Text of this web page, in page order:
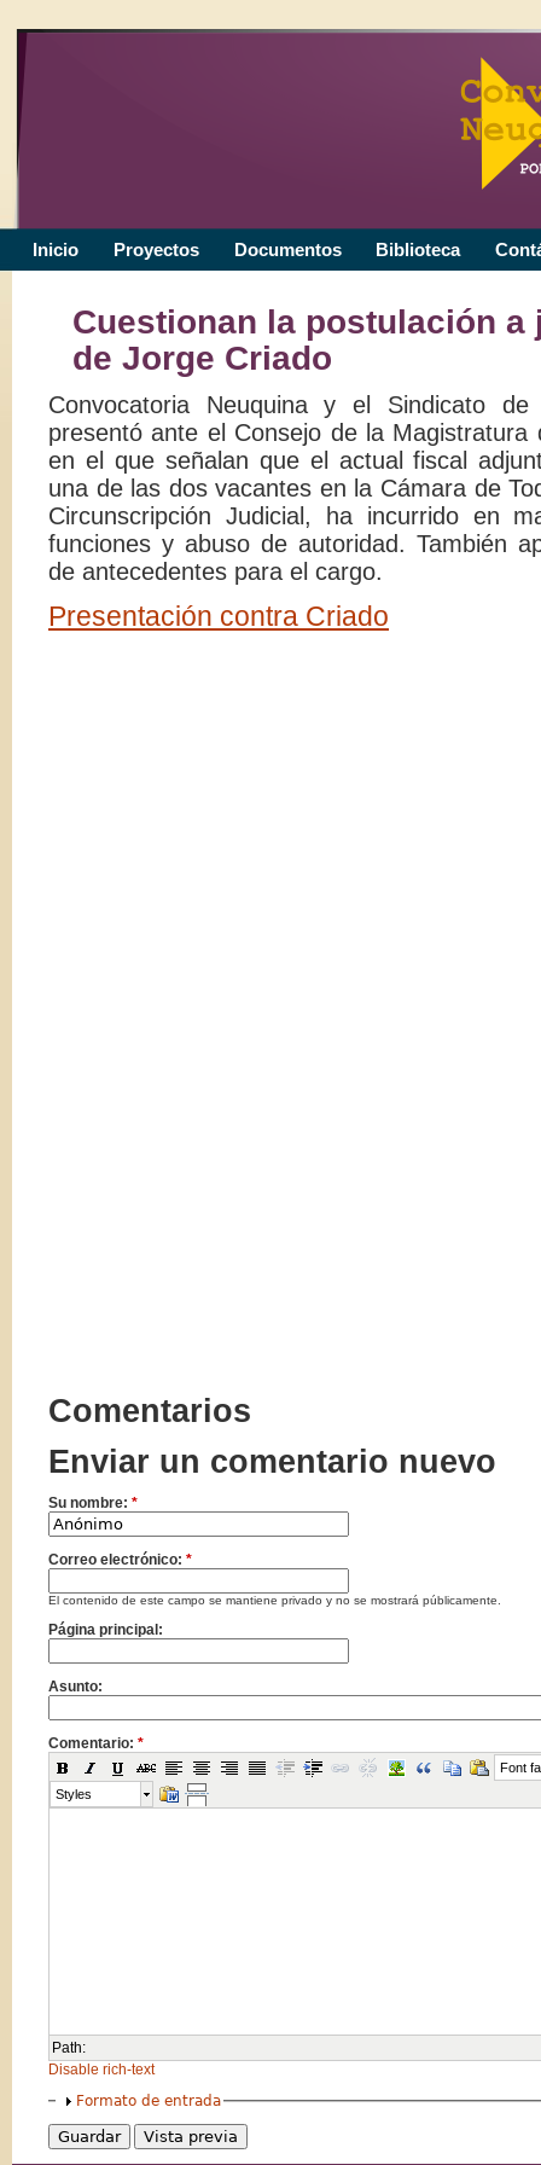
Inicio Proyectos Documentos Biblioteca
Cuestionan la postulación a
de Jorge Criado
Convocatoria Neuquina y el Sindicato de
presentó ante el Consejo de la Magistratura
en el que señalan que el actual fiscal
una de las dos vacantes en la Cámara de
Circunscripción Judicial, ha incurrido en
funciones y abuso de autoridad. También
de antecedentes para el cargo.
Presentación contra Criado
Comentarios
Enviar un comentario nuevo
Su nombre: *
Correo electrónico: *
El contenido de este campo se mantiene privado y no se mostrará públicamente.
Página principal:
Asunto:
Comentario: *
Font
Styles
Path:
Disable rich-text
Formato de entrada